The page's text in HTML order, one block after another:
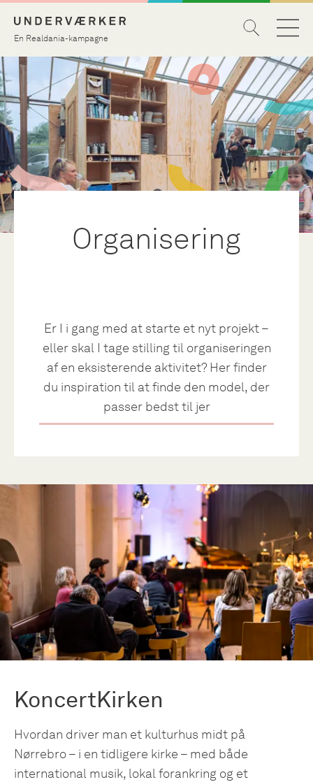
En Realdania-kampagne
Organisering
Er I i gang med at starte et nyt projekt –
eller skal I tage stilling til organiseringen
af en eksisterende aktivitet? Her finder
du inspiration til at finde den model, der
passer bedst til jer
KoncertKirken
Hvordan driver man et kulturhus midt på
Nørrebro – i en tidligere kirke – med både
international musik, lokal forankring og et